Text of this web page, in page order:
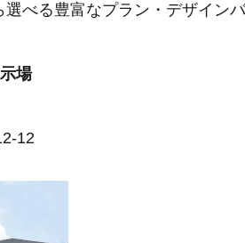
選べる豊富なプラン・デザイン
場
12